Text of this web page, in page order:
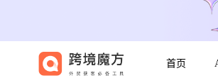
首页